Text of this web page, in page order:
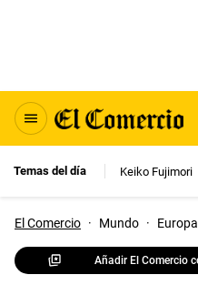
Temas del día Keiko Fujimori
El Comercio · Mundo · Europa
Añadir El Comercio